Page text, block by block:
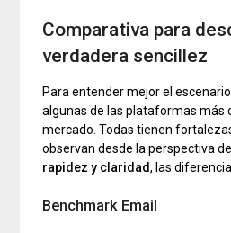
Comparativa para
verdadera sencillez
Para entender mejor el
algunas de las plataformas más
mercado. Todas tienen
observan desde la perspectiva
rapidez y claridad, las
Benchmark Email